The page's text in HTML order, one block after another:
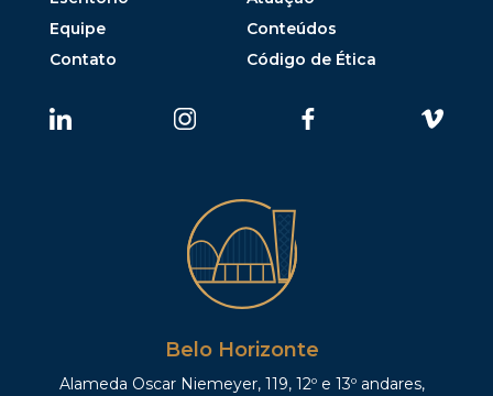
Equipe
Conteúdos
Contato
Código de Ética
Belo Horizonte
Alameda Oscar Niemeyer, 119, 12º e 13º andares,